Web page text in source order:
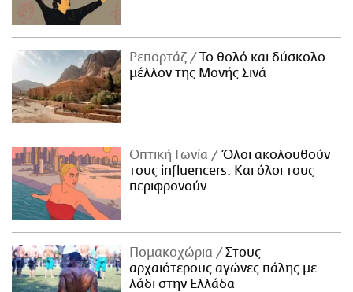
Ρεπορτάζ
Το θολό και δύσκολο
μέλλον της Μονής Σινά
Οπτική Γωνία
Όλοι ακολουθούν
τους influencers. Και όλοι τους
περιφρονούν.
Πομακοχώρια
Στους
αρχαιότερους αγώνες πάλης με
λάδι στην Ελλάδα